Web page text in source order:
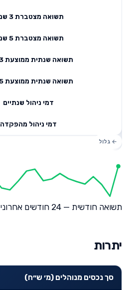
תשואה מצטברת 3 שנים
תשואה מצטברת 5 שנים
תשואה שנתית ממוצעת 3 שנים
תשואה שנתית ממוצעת 5 שנים
דמי ניהול שנתיים
דמי ניהול מהפקדה
תשואה חודשית — 24 חודשים אחרונים
יתרות
סך נכסים מנוהלים (מ׳ ש״ח)